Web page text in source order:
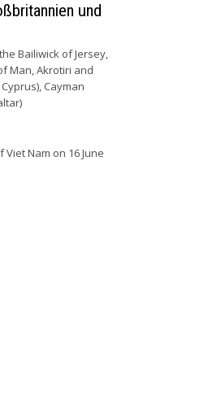
und
Bailiwick of Jersey,
Man, Akrotiri and
Cayman
Nam on 16 June